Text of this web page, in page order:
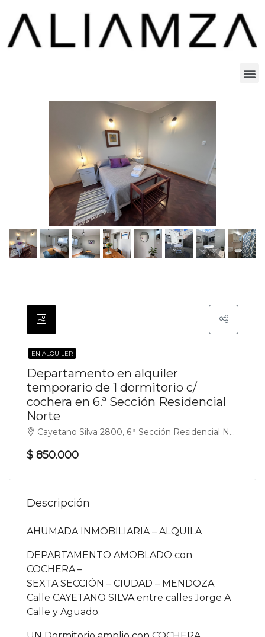
EN ALQUILER
Departamento en alquiler
temporario de 1 dormitorio c/
cochera en 6.ª Sección Residencial
Norte
Cayetano Silva 2800, 6.ª Sección Residencial Norte, Mendoza
$ 850.000
Descripción
AHUMADA INMOBILIARIA – ALQUILA
DEPARTAMENTO AMOBLADO con
COCHERA –
SEXTA SECCIÓN – CIUDAD – MENDOZA
Calle CAYETANO SILVA entre calles Jorge A
Calle y Aguado.